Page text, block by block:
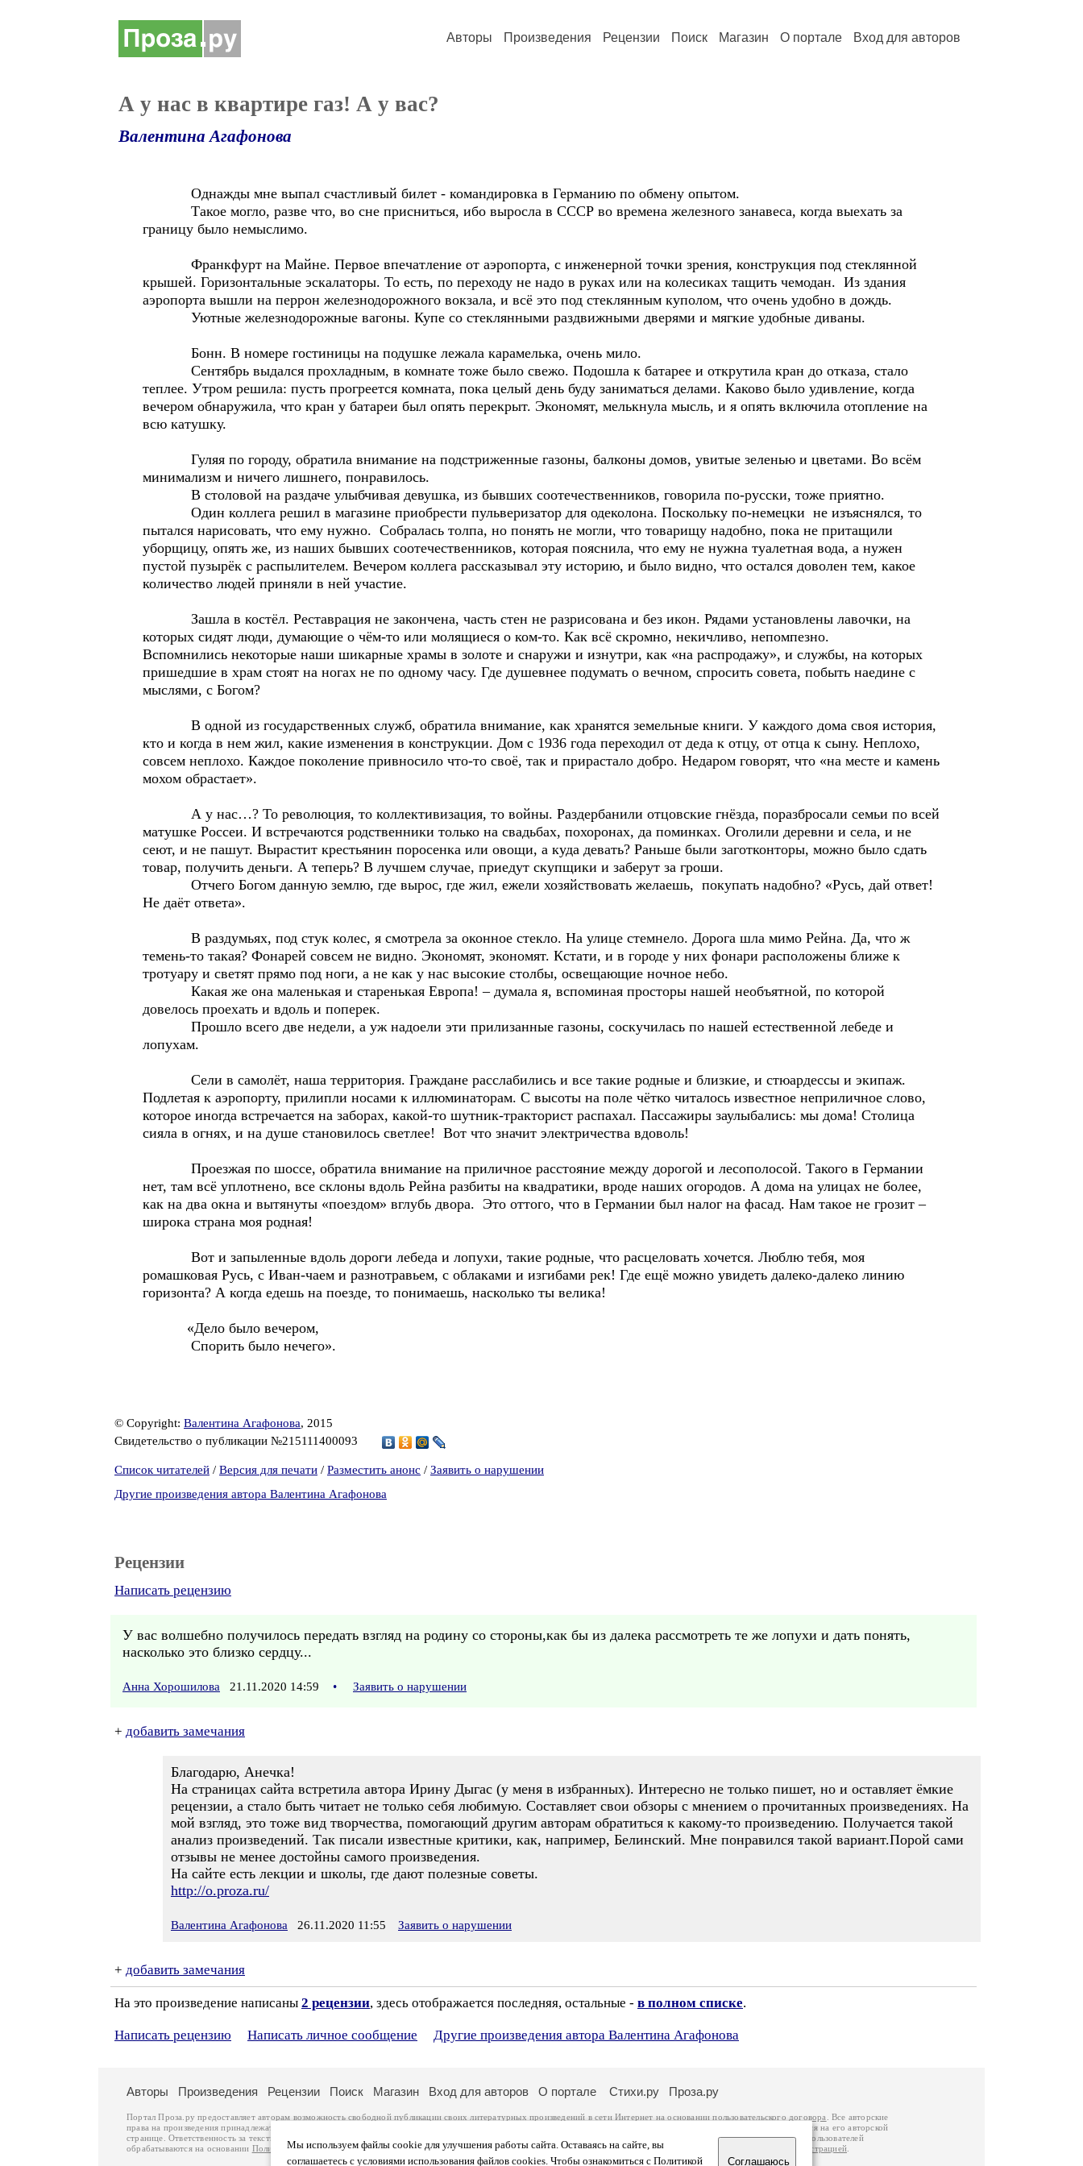
Авторы Произведения Рецензии Поиск Магазин О портале Вход для авторов
А у нас в квартире газ! А у вас?
Валентина Агафонова
Однажды мне выпал счастливый билет - командировка в Германию по обмену опытом.
Такое могло, разве что, во сне присниться, ибо выросла в СССР во времена железного занавеса, когда выехать за
границу было немыслимо.
Франкфурт на Майне. Первое впечатление от аэропорта, с инженерной точки зрения, конструкция под стеклянной
крышей. Горизонтальные эскалаторы. То есть, по переходу не надо в руках или на колесиках тащить чемодан. Из здания
аэропорта вышли на перрон железнодорожного вокзала, и всё это под стеклянным куполом, что очень удобно в дождь.
Уютные железнодорожные вагоны. Купе со стеклянными раздвижными дверями и мягкие удобные диваны.
Бонн. В номере гостиницы на подушке лежала карамелька, очень мило.
Сентябрь выдался прохладным, в комнате тоже было свежо. Подошла к батарее и открутила кран до отказа, стало
теплее. Утром решила: пусть прогреется комната, пока целый день буду заниматься делами. Каково было удивление, когда
вечером обнаружила, что кран у батареи был опять перекрыт. Экономят, мелькнула мысль, и я опять включила отопление на
всю катушку.
Гуляя по городу, обратила внимание на подстриженные газоны, балконы домов, увитые зеленью и цветами. Во всём
минимализм и ничего лишнего, понравилось.
В столовой на раздаче улыбчивая девушка, из бывших соотечественников, говорила по-русски, тоже приятно.
Один коллега решил в магазине приобрести пульверизатор для одеколона. Поскольку по-немецки не изъяснялся, то
пытался нарисовать, что ему нужно. Собралась толпа, но понять не могли, что товарищу надобно, пока не притащили
уборщицу, опять же, из наших бывших соотечественников, которая пояснила, что ему не нужна туалетная вода, а нужен
пустой пузырёк с распылителем. Вечером коллега рассказывал эту историю, и было видно, что остался доволен тем, какое
количество людей приняли в ней участие.
Зашла в костёл. Реставрация не закончена, часть стен не разрисована и без икон. Рядами установлены лавочки, на
которых сидят люди, думающие о чём-то или молящиеся о ком-то. Как всё скромно, некичливо, непомпезно.
Вспомнились некоторые наши шикарные храмы в золоте и снаружи и изнутри, как «на распродажу», и службы, на которых
пришедшие в храм стоят на ногах не по одному часу. Где душевнее подумать о вечном, спросить совета, побыть наедине с
мыслями, с Богом?
В одной из государственных служб, обратила внимание, как хранятся земельные книги. У каждого дома своя история,
кто и когда в нем жил, какие изменения в конструкции. Дом с 1936 года переходил от деда к отцу, от отца к сыну. Неплохо,
совсем неплохо. Каждое поколение привносило что-то своё, так и прирастало добро. Недаром говорят, что «на месте и камень
мохом обрастает».
А у нас…? То революция, то коллективизация, то войны. Раздербанили отцовские гнёзда, поразбросали семьи по всей
матушке Россеи. И встречаются родственники только на свадьбах, похоронах, да поминках. Оголили деревни и села, и не
сеют, и не пашут. Вырастит крестьянин поросенка или овощи, а куда девать? Раньше были заготконторы, можно было сдать
товар, получить деньги. А теперь? В лучшем случае, приедут скупщики и заберут за гроши.
Отчего Богом данную землю, где вырос, где жил, ежели хозяйствовать желаешь, покупать надобно? «Русь, дай ответ!
Не даёт ответа».
В раздумьях, под стук колес, я смотрела за оконное стекло. На улице стемнело. Дорога шла мимо Рейна. Да, что ж
темень-то такая? Фонарей совсем не видно. Экономят, экономят. Кстати, и в городе у них фонари расположены ближе к
тротуару и светят прямо под ноги, а не как у нас высокие столбы, освещающие ночное небо.
Какая же она маленькая и старенькая Европа! – думала я, вспоминая просторы нашей необъятной, по которой
довелось проехать и вдоль и поперек.
Прошло всего две недели, а уж надоели эти прилизанные газоны, соскучилась по нашей естественной лебеде и
лопухам.
Сели в самолёт, наша территория. Граждане расслабились и все такие родные и близкие, и стюардессы и экипаж.
Подлетая к аэропорту, прилипли носами к иллюминаторам. С высоты на поле чётко читалось известное неприличное слово,
которое иногда встречается на заборах, какой-то шутник-тракторист распахал. Пассажиры заулыбались: мы дома! Столица
сияла в огнях, и на душе становилось светлее! Вот что значит электричества вдоволь!
Проезжая по шоссе, обратила внимание на приличное расстояние между дорогой и лесополосой. Такого в Германии
нет, там всё уплотнено, все склоны вдоль Рейна разбиты на квадратики, вроде наших огородов. А дома на улицах не более,
как на два окна и вытянуты «поездом» вглубь двора. Это оттого, что в Германии был налог на фасад. Нам такое не грозит –
широка страна моя родная!
Вот и запыленные вдоль дороги лебеда и лопухи, такие родные, что расцеловать хочется. Люблю тебя, моя
ромашковая Русь, с Иван-чаем и разнотравьем, с облаками и изгибами рек! Где ещё можно увидеть далеко-далеко линию
горизонта? А когда едешь на поезде, то понимаешь, насколько ты велика!
«Дело было вечером,
Спорить было нечего».
© Copyright: Валентина Агафонова, 2015
Свидетельство о публикации №215111400093
Список читателей / Версия для печати / Разместить анонс / Заявить о нарушении
Другие произведения автора Валентина Агафонова
Рецензии
Написать рецензию
У вас волшебно получилось передать взгляд на родину со стороны,как бы из далека рассмотреть те же лопухи и дать понять,
насколько это близко сердцу...
Анна Хорошилова 21.11.2020 14:59 • Заявить о нарушении
+ добавить замечания
Благодарю, Анечка!
На страницах сайта встретила автора Ирину Дыгас (у меня в избранных). Интересно не только пишет, но и оставляет ёмкие
рецензии, а стало быть читает не только себя любимую. Составляет свои обзоры с мнением о прочитанных произведениях. На
мой взгляд, это тоже вид творчества, помогающий другим авторам обратиться к какому-то произведению. Получается такой
анализ произведений. Так писали известные критики, как, например, Белинский. Мне понравился такой вариант.Порой сами
отзывы не менее достойны самого произведения.
На сайте есть лекции и школы, где дают полезные советы.
http://o.proza.ru/
Валентина Агафонова 26.11.2020 11:55 Заявить о нарушении
+ добавить замечания
На это произведение написаны 2 рецензии, здесь отображается последняя, остальные - в полном списке.
Написать рецензию Написать личное сообщение Другие произведения автора Валентина Агафонова
Мы используем файлы cookie для улучшения работы сайта. Оставаясь на сайте, вы
соглашаетесь с условиями использования файлов cookies. Чтобы ознакомиться с Политикой
Соглашаюсь
Авторы Произведения Рецензии Поиск Магазин Вход для авторов О портале Стихи.ру Проза.ру
Портал Проза.ру предоставляет авторам возможность свободной публикации своих литературных произведений в сети Интернет на основаниипользовательского договора
. Все авторские
права на произведения принадлежат авторам и охраняются
. Перепечатка произведений возможна только с согласия его автора, к которому вы можете обратиться на его авторской
странице. Ответственность за тексты произведений авторы несут самостоятельно на основании
законодательства Российской Федерации. Данные пользователей
обрабатываются на основании Политики обработки персональных данных. Вы также можете посмотреть более подробнуюинформацию о портале связаться с администрацией